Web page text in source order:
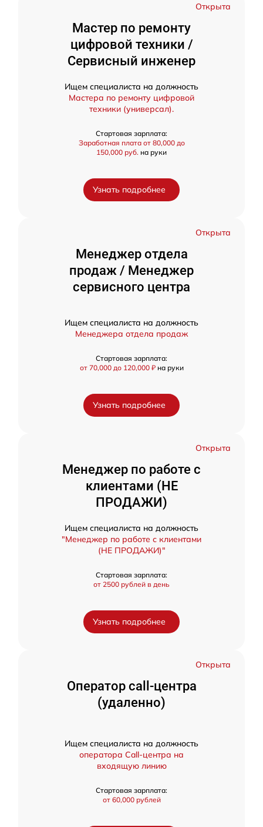
Открыта
Мастер по ремонту
цифровой техники /
Сервисный инженер
Ищем специалиста на должность
Мастера по ремонту цифровой
техники (универсал).
Стартовая зарплата:
Заработная плата от 80,000 до
150,000 руб. на руки
Узнать подробнее
Открыта
Менеджер отдела
продаж / Менеджер
сервисного центра
Ищем специалиста на должность
Менеджера отдела продаж
Стартовая зарплата:
от 70,000 до 120,000 ₽ на руки
Узнать подробнее
Открыта
Менеджер по работе с
клиентами (НЕ
ПРОДАЖИ)
Ищем специалиста на должность
"Менеджер по работе с клиентами
(НЕ ПРОДАЖИ)"
Стартовая зарплата:
от 2500 рублей в день
Узнать подробнее
Открыта
Оператор call-центра
(удаленно)
Ищем специалиста на должность
оператора Call-центра на
входящую линию
Стартовая зарплата:
от 60,000 рублей